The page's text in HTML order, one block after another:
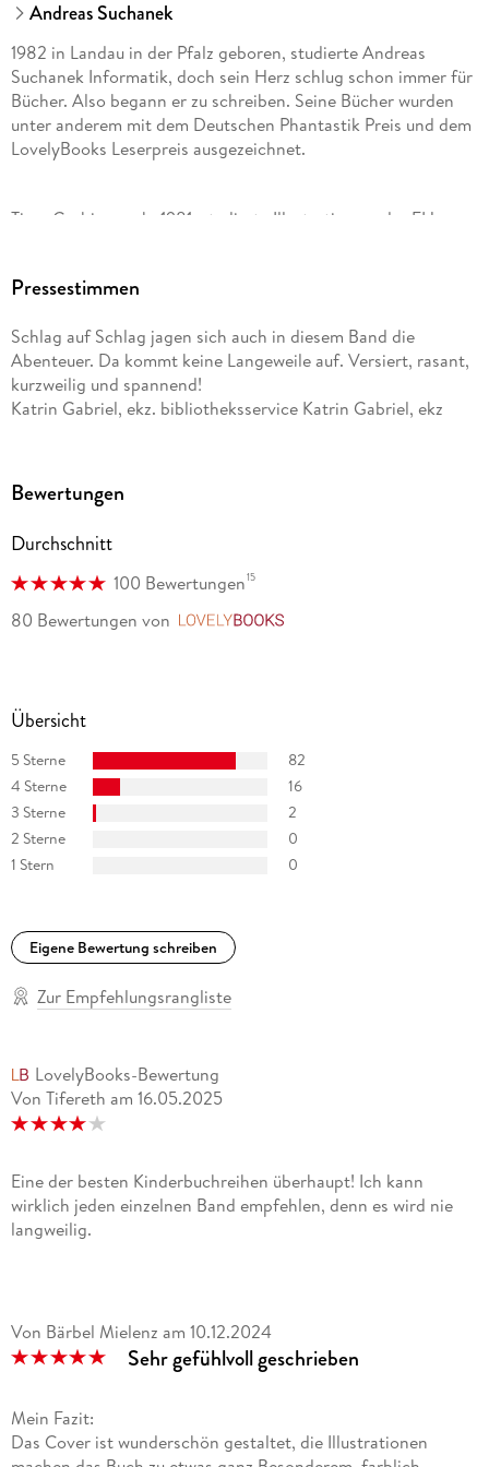
Andreas Suchanek
1982 in Landau in der Pfalz geboren, studierte Andreas
Suchanek Informatik, doch sein Herz schlug schon immer für
Bücher. Also begann er zu schreiben. Seine Bücher wurden
unter anderem mit dem Deutschen Phantastik Preis und dem
LovelyBooks Leserpreis ausgezeichnet.
Timo Grubing, geb. 1981, studierte Illustration an der FH
Spiele und Comics und eigentlich alles, was ihm unter den
Pressestimmen
Schlag auf Schlag jagen sich auch in diesem Band die
Abenteuer. Da kommt keine Langeweile auf. Versiert, rasant,
kurzweilig und spannend!
Katrin Gabriel, ekz. bibliotheksservice Katrin Gabriel, ekz
Bewertungen
Durchschnitt
100 Bewertungen15
80 Bewertungen von
Übersicht
5 Sterne
82
4 Sterne
16
3 Sterne
2
2 Sterne
0
1 Stern
0
Eigene Bewertung schreiben
Zur Empfehlungsrangliste
LovelyBooks-Bewertung
Von Tifereth am 16.05.2025
Eine der besten Kinderbuchreihen überhaupt! Ich kann
wirklich jeden einzelnen Band empfehlen, denn es wird nie
langweilig.
Von Bärbel Mielenz am 10.12.2024
Sehr gefühlvoll geschrieben
Mein Fazit:
Das Cover ist wunderschön gestaltet, die Illustrationen